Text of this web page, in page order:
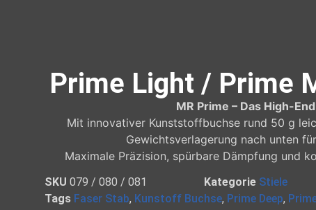
Prime Light / Prime
MR Prime – Das High-
Mit innovativer Kunststoffbuchse rund 50 g
Gewichtsverlagerung nach unten
Maximale Präzision, spürbare Dämpfung und
SKU 079 / 080 / 081 Kategorie Stiele
Tags Faser Stab, Kunstoff Buchse, Prime Deep,